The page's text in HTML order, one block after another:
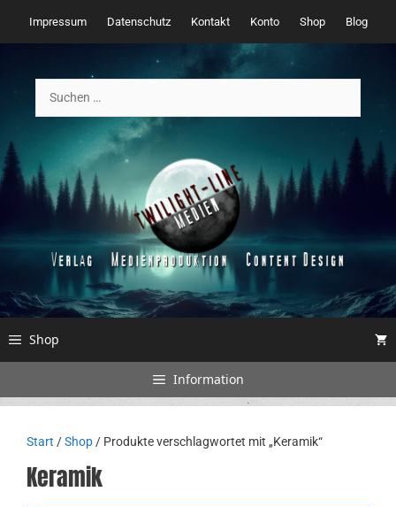
Inhalt
springen
Impressum Datenschutz Kontakt Konto Shop Blog
nach:
Shop
Information
Start /Shop/ Produkte verschlagwortet mit „Keramik“
Keramik